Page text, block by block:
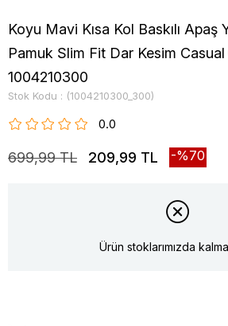
Koyu Mavi Kısa Kol Baskılı Apaş
Pamuk Slim Fit Dar Kesim
1004210300
Stok Kodu (1004210300_300)
0.0
699,99 TL 209,99 TL 70
Ürün stoklarımızda